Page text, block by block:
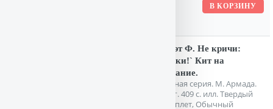
Моуэт Ф. Не кричи:
`Волки!` Кит на
заклание.
Зеленая серия. М. Армада.
1998г. 409 с. илл. Твердый
переплет, Обычный